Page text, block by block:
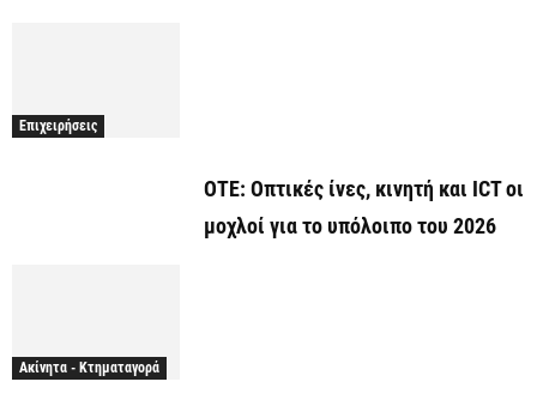
Επιχειρήσεις
ΟΤΕ: Οπτικές ίνες, κινητή και ICT οι
μοχλοί για το υπόλοιπο του 2026
Ακίνητα - Κτηματαγορά